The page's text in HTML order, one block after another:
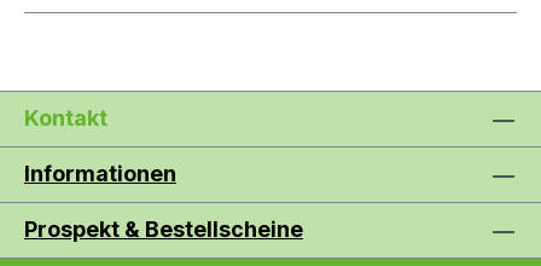
Kontakt
Informationen
Prospekt & Bestellscheine